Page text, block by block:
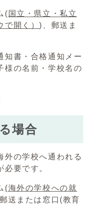
( 国立・県立・私立
で開く）)、郵送ま
書・合格通知メー
様の名前・学校名の
場合
の学校へ通われる
要です。
(海外の学校への就
送または窓口(教育